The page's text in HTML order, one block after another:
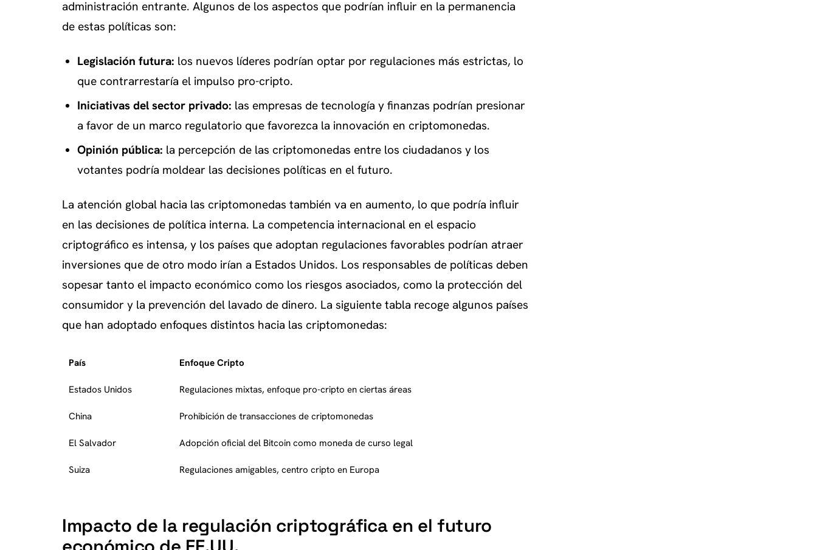
administración entrante. Algunos de los aspectos que podrían influir en la permanencia
de estas políticas son:
Legislación futura: los nuevos líderes podrían optar por regulaciones más estrictas, lo
que contrarrestaría el impulso pro-cripto.
Iniciativas del sector privado: las empresas de tecnología y finanzas podrían presionar
a favor de un marco regulatorio que favorezca la innovación en criptomonedas.
Opinión pública: la percepción de las criptomonedas entre los ciudadanos y los
votantes podría moldear las decisiones políticas en el futuro.
La atención global hacia las criptomonedas también va en aumento, lo que podría influir
en las decisiones de política interna. La competencia internacional en el espacio
criptográfico es intensa, y los países que adoptan regulaciones favorables podrían atraer
inversiones que de otro modo irían a Estados Unidos. Los responsables de políticas deben
sopesar tanto el impacto económico como los riesgos asociados, como la protección del
consumidor y la prevención del lavado de dinero. La siguiente tabla recoge algunos países
que han adoptado enfoques distintos hacia las criptomonedas:
País Enfoque Cripto
Estados Unidos Regulaciones mixtas, enfoque pro-cripto en ciertas áreas
China Prohibición de transacciones de criptomonedas
El Salvador Adopción oficial del Bitcoin como moneda de curso legal
Suiza Regulaciones amigables, centro cripto en Europa
Impacto de la regulación criptográfica en el futuro